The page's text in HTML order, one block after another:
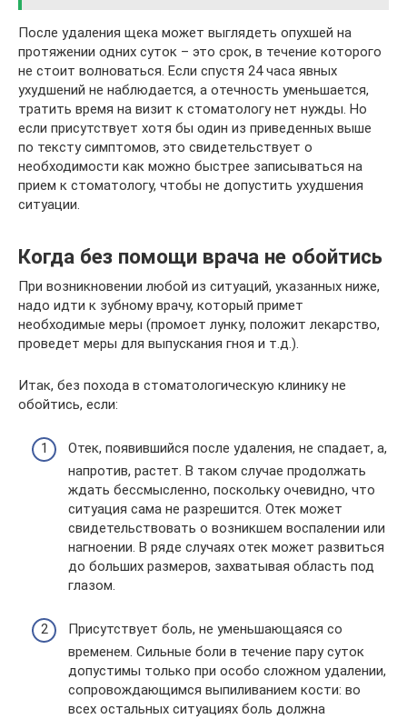
После удаления щека может выглядеть опухшей на
протяжении одних суток – это срок, в течение которого
не стоит волноваться. Если спустя 24 часа явных
ухудшений не наблюдается, а отечность уменьшается,
тратить время на визит к стоматологу нет нужды. Но
если присутствует хотя бы один из приведенных выше
по тексту симптомов, это свидетельствует о
необходимости как можно быстрее записываться на
прием к стоматологу, чтобы не допустить ухудшения
ситуации.
Когда без помощи врача не обойтись
При возникновении любой из ситуаций, указанных ниже,
надо идти к зубному врачу, который примет
необходимые меры (промоет лунку, положит лекарство,
проведет меры для выпускания гноя и т.д.).
Итак, без похода в стоматологическую клинику не
обойтись, если:
Отек, появившийся после удаления, не спадает, а,
напротив, растет. В таком случае продолжать
ждать бессмысленно, поскольку очевидно, что
ситуация сама не разрешится. Отек может
свидетельствовать о возникшем воспалении или
нагноении. В ряде случаях отек может развиться
до больших размеров, захватывая область под
глазом.
Присутствует боль, не уменьшающаяся со
временем. Сильные боли в течение пару суток
допустимы только при особо сложном удалении,
сопровождающимся выпиливанием кости: во
всех остальных ситуациях боль должна